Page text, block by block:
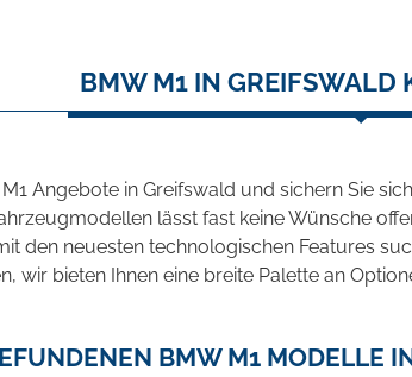
BMW M1 IN GREIFSWALD
Angebote in Greifswald und sichern Sie
lässt fast keine Wünsche
den neuesten technologischen Features
wir bieten Ihnen eine breite Palette an
BMW M1 MODELLE